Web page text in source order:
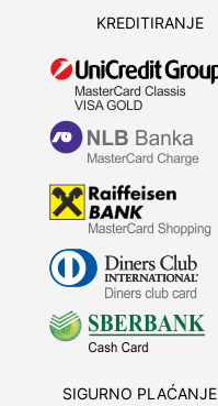
KREDITIRANJE
SIGURNO PLAĆANJE